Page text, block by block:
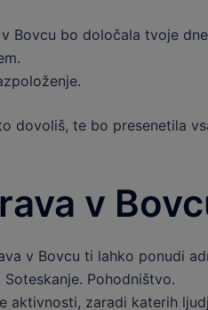
Bovcu bo določala tvoje
dovoliš, te bo presenetila
v
v Bovcu ti lahko ponudi
Soteskanje. Pohodništvo.
aktivnosti, zaradi katerih